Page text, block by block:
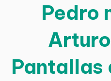
Pedro
Arturo
Pantallas